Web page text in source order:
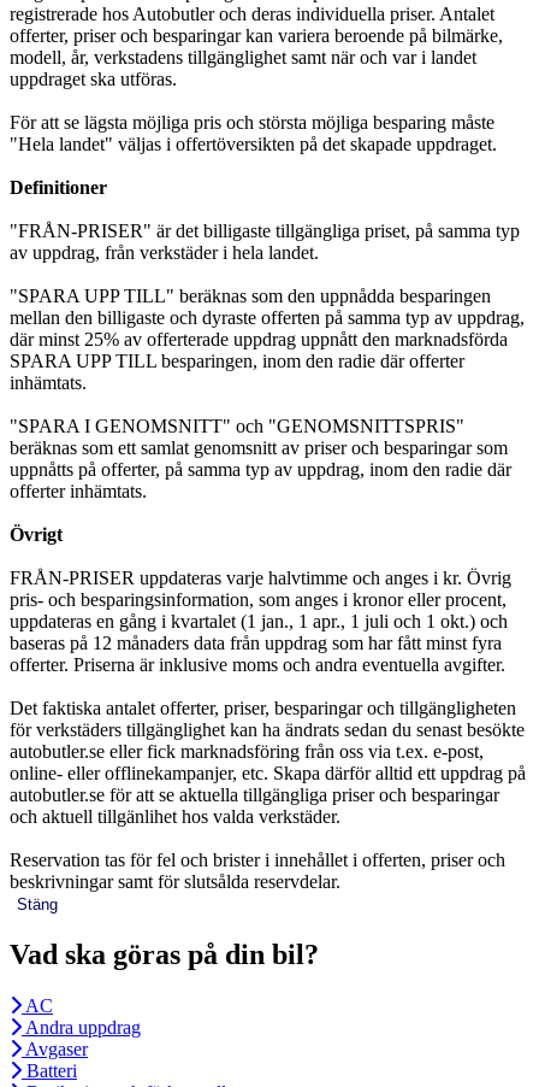
registrerade hos Autobutler och deras individuella priser. Antalet
offerter, priser och besparingar kan variera beroende på bilmärke,
modell, år, verkstadens tillgänglighet samt när och var i landet
uppdraget ska utföras.
För att se lägsta möjliga pris och största möjliga besparing måste
"Hela landet" väljas i offertöversikten på det skapade uppdraget.
Definitioner
"FRÅN-PRISER" är det billigaste tillgängliga priset, på samma typ
av uppdrag, från verkstäder i hela landet.
"SPARA UPP TILL" beräknas som den uppnådda besparingen
mellan den billigaste och dyraste offerten på samma typ av uppdrag,
där minst 25% av offerterade uppdrag uppnått den marknadsförda
SPARA UPP TILL besparingen, inom den radie där offerter
inhämtats.
"SPARA I GENOMSNITT" och "GENOMSNITTSPRIS"
beräknas som ett samlat genomsnitt av priser och besparingar som
uppnåtts på offerter, på samma typ av uppdrag, inom den radie där
offerter inhämtats.
Övrigt
FRÅN-PRISER uppdateras varje halvtimme och anges i kr. Övrig
pris- och besparingsinformation, som anges i kronor eller procent,
uppdateras en gång i kvartalet (1 jan., 1 apr., 1 juli och 1 okt.) och
baseras på 12 månaders data från uppdrag som har fått minst fyra
offerter. Priserna är inklusive moms och andra eventuella avgifter.
Det faktiska antalet offerter, priser, besparingar och tillgängligheten
för verkstäders tillgänglighet kan ha ändrats sedan du senast besökte
autobutler.se eller fick marknadsföring från oss via t.ex. e-post,
online- eller offlinekampanjer, etc. Skapa därför alltid ett uppdrag på
autobutler.se för att se aktuella tillgängliga priser och besparingar
och aktuell tillgänlihet hos valda verkstäder.
Reservation tas för fel och brister i innehållet i offerten, priser och
beskrivningar samt för slutsålda reservdelar.
Stäng
Vad ska göras på din bil?
AC
Andra uppdrag
Avgaser
Batteri